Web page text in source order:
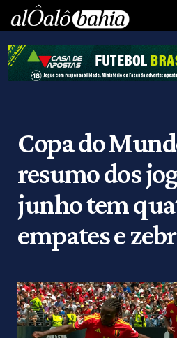
Copa do
resumo dos
junho tem
empates e